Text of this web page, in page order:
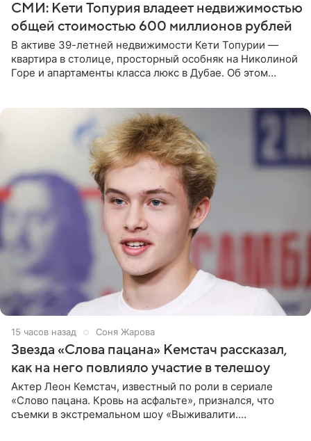
СМИ: Кети Топурия владеет недвижимостью
общей стоимостью 600 миллионов рублей
В активе 39-летней недвижимости Кети Топурии —
квартира в столице, просторный особняк на Николиной
Горе и апартаменты класса люкс в Дубае. Об этом
15 часов назад Соня Жарова
Звезда «Слова пацана» Кемстач рассказал,
как на него повлияло участие в телешоу
Актер Леон Кемстач, известный по роли в сериале
«Слово пацана. Кровь на асфальте», признался, что
съемки в экстремальном шоу «Выживалити.